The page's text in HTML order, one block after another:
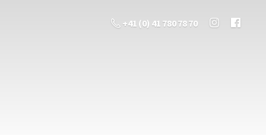
+41 (0) 41 780 78 70